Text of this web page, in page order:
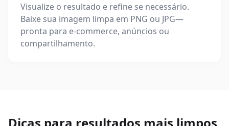
Visualize o resultado e refine se necessário.
Baixe sua imagem limpa em PNG ou JPG—
pronta para e‑commerce, anúncios ou
compartilhamento.
Dicas para resultados mais limpos